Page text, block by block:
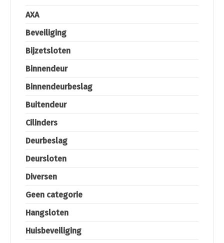
AXA
Beveiliging
Bijzetsloten
Binnendeur
Binnendeurbeslag
Buitendeur
Cilinders
Deurbeslag
Deursloten
Diversen
Geen categorie
Hangsloten
Huisbeveiliging